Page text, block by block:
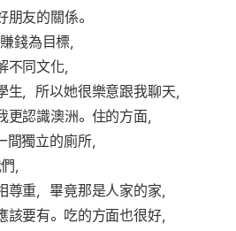
友的關係。
錢為目標，
同文化，
，所以她很樂意跟我聊天，
認識澳洲。住的方面，
獨立的廁所，
，
重，畢竟那是人家的家，
要有。吃的方面也很好，